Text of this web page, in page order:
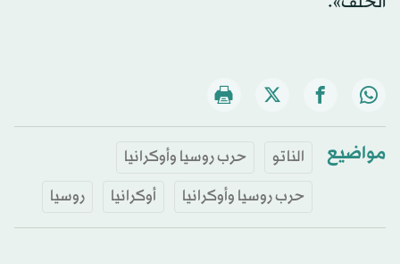
مواضيع الناتو
حرب روسيا وأوكرانيا
حرب روسيا وأوكرانيا
أوكرانيا روسيا